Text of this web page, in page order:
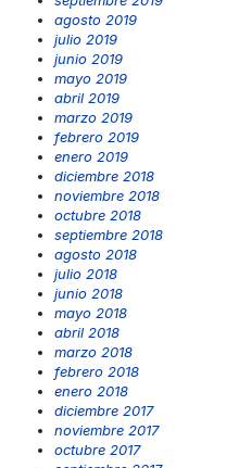
agosto 2019
julio 2019
junio 2019
mayo 2019
abril 2019
marzo 2019
febrero 2019
enero 2019
diciembre 2018
noviembre 2018
octubre 2018
septiembre 2018
agosto 2018
julio 2018
junio 2018
mayo 2018
abril 2018
marzo 2018
febrero 2018
enero 2018
diciembre 2017
noviembre 2017
octubre 2017